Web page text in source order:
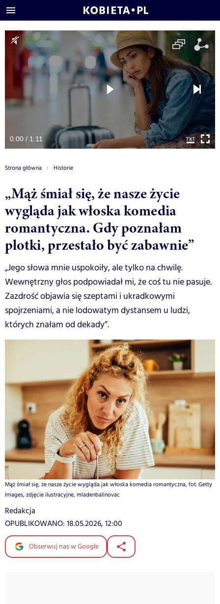
0:00 / 1:11
Strona główna Historie
„Mąż śmiał się, że nasze życie
wygląda jak włoska komedia
romantyczna. Gdy poznałam
plotki, przestało być zabawnie”
„Jego słowa mnie uspokoiły, ale tylko na chwilę.
Wewnętrzny głos podpowiadał mi, że coś tu nie pasuje.
Zazdrość objawia się szeptami i ukradkowymi
spojrzeniami, a nie lodowatym dystansem u ludzi,
których znałam od dekady”.
Mąż śmiał się, że nasze życie wygląda jak włoska komedia romantyczna, fot. Getty
Images, zdjęcie ilustracyjne, mladenbalinovac
Redakcja
OPUBLIKOWANO: 18.05.2026, 12:00
Obserwuj nas w Google